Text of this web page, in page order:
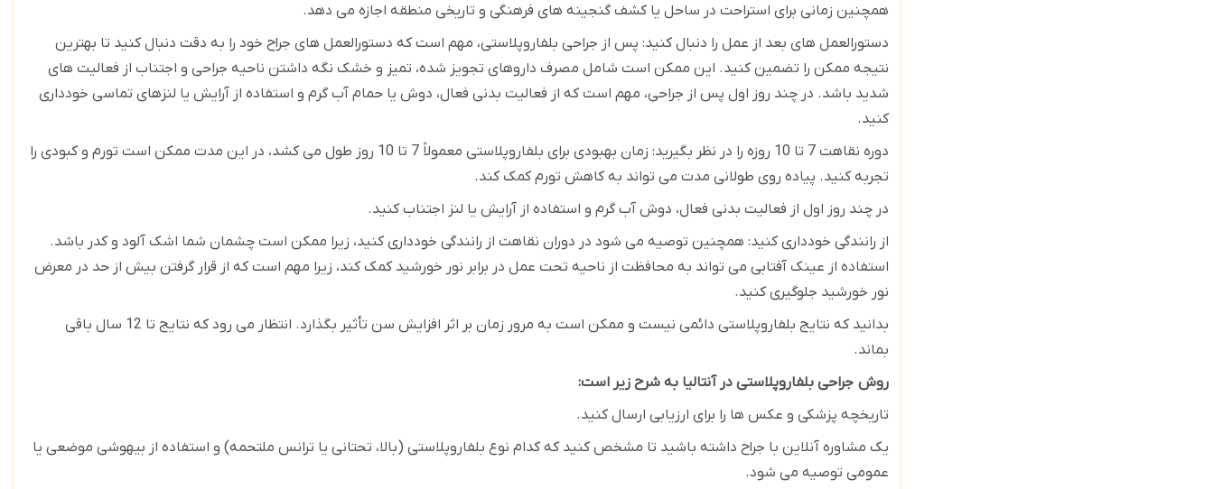
همچنین زمانی برای استراحت در ساحل یا کشف گنجینه های فرهنگی و تاریخی منطقه اجازه می دهد.
دستورالعمل های بعد از عمل را دنبال کنید: پس از جراحی بلفاروپلاستی، مهم است که دستورالعمل های جراح خود را به دقت دنبال کنید تا بهترین
نتیجه ممکن را تضمین کنید. این ممکن است شامل مصرف داروهای تجویز شده، تمیز و خشک نگه داشتن ناحیه جراحی و اجتناب از فعالیت های
شدید باشد. در چند روز اول پس از جراحی، مهم است که از فعالیت بدنی فعال، دوش یا حمام آب گرم و استفاده از آرایش یا لنزهای تماسی خودداری
کنید.
دوره نقاهت 7 تا 10 روزه را در نظر بگیرید: زمان بهبودی برای بلفاروپلاستی معمولاً 7 تا 10 روز طول می کشد، در این مدت ممکن است تورم و کبودی را
تجربه کنید. پیاده روی طولانی مدت می تواند به کاهش تورم کمک کند.
در چند روز اول از فعالیت بدنی فعال، دوش آب گرم و استفاده از آرایش یا لنز اجتناب کنید.
از رانندگی خودداری کنید: همچنین توصیه می شود در دوران نقاهت از رانندگی خودداری کنید، زیرا ممکن است چشمان شما اشک آلود و کدر باشد.
استفاده از عینک آفتابی می تواند به محافظت از ناحیه تحت عمل در برابر نور خورشید کمک کند، زیرا مهم است که از قرار گرفتن بیش از حد در معرض
نور خورشید جلوگیری کنید.
بدانید که نتایج بلفاروپلاستی دائمی نیست و ممکن است به مرور زمان بر اثر افزایش سن تأثیر بگذارد. انتظار می رود که نتایج تا 12 سال باقی
بماند.
روش جراحی بلفاروپلاستی در آنتالیا به شرح زیر است:
تاریخچه پزشکی و عکس ها را برای ارزیابی ارسال کنید.
یک مشاوره آنلاین با جراح داشته باشید تا مشخص کنید که کدام نوع بلفاروپلاستی (بالا، تحتانی یا ترانس ملتحمه) و استفاده از بیهوشی موضعی یا
عمومی توصیه می شود.